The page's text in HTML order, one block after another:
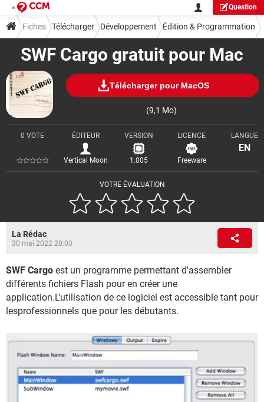
Question
SWF Cargo gratuit pour Mac
Télécharger pour MacOS
(9,1 Mo)
VOTRE ÉVALUATION
0 VOTE ÉDITEUR
Vertical Moon
VERSION
1.005
LICENCE
Freeware
LANGUE
EN
Fiches Télécharger Développement Édition & Programmation
La Rédac
30 mai 2022 20:03
SWF Cargo est un programme permettant d'assembler
différents fichiers Flash pour en créer une
application.L'utilisation de ce logiciel est accessible tant pour
lesprofessionnels que pour les débutants.